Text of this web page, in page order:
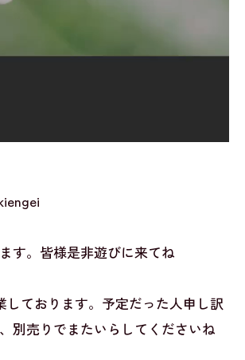
す。皆様是非遊びに来てね
しております。予定だった人申し訳
別売りでまたいらしてくださいね